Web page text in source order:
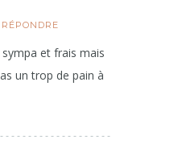
RÉPONDRE
sympa et frais mais
un trop de pain à